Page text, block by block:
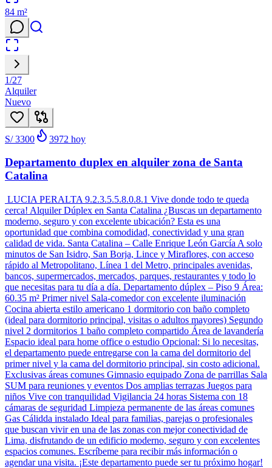
84 m²
1/27
Alquiler
Nuevo
S/ 3300 3972 hoy
Departamento duplex en alquiler zona de Santa
Catalina
LUCIA PERALTA 9.2.3.5.5.8.0.8.1 Vive donde todo te queda
cerca! Alquiler Dúplex en Santa Catalina ¿Buscas un departamento
moderno, seguro y con excelente ubicación? Esta es una
oportunidad que combina comodidad, conectividad y una gran
calidad de vida. Santa Catalina – Calle Enrique León García A solo
minutos de San Isidro, San Borja, Lince y Miraflores, con acceso
rápido al Metropolitano, Línea 1 del Metro, principales avenidas,
bancos, supermercados, mercados, parques, restaurantes y todo lo
que necesitas para tu día a día. Departamento dúplex – Piso 9 Área:
60.35 m² Primer nivel Sala-comedor con excelente iluminación
Cocina abierta estilo americano 1 dormitorio con baño completo
(ideal para dormitorio principal, visitas o adultos mayores) Segundo
nivel 2 dormitorios 1 baño completo compartido Área de lavandería
Espacio ideal para home office o estudio Opcional: Si lo necesitas,
el departamento puede entregarse con la cama del dormitorio del
primer nivel y la cama del dormitorio principal, sin costo adicional.
Exclusivas áreas comunes Gimnasio equipado Zona de parrillas Sala
SUM para reuniones y eventos Dos amplias terrazas Juegos para
niños Vive con tranquilidad Vigilancia 24 horas Sistema con 18
cámaras de seguridad Limpieza permanente de las áreas comunes
Gas Cálidda instalado Ideal para familias, parejas o profesionales
que buscan vivir en una de las zonas con mejor conectividad de
Lima, disfrutando de un edificio moderno, seguro y con excelentes
espacios comunes. Escríbeme para recibir más información o
agendar una visita. ¡Este departamento puede ser tu próximo hogar!